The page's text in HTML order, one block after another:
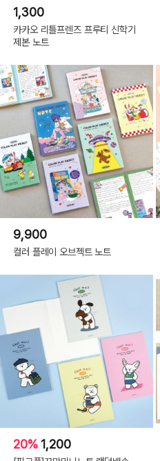
1,300
카카오 리틀프렌즈 프루티 신학기
제본 노트
9,900
컬러 플레이 오브젝트 노트
20% 1,200